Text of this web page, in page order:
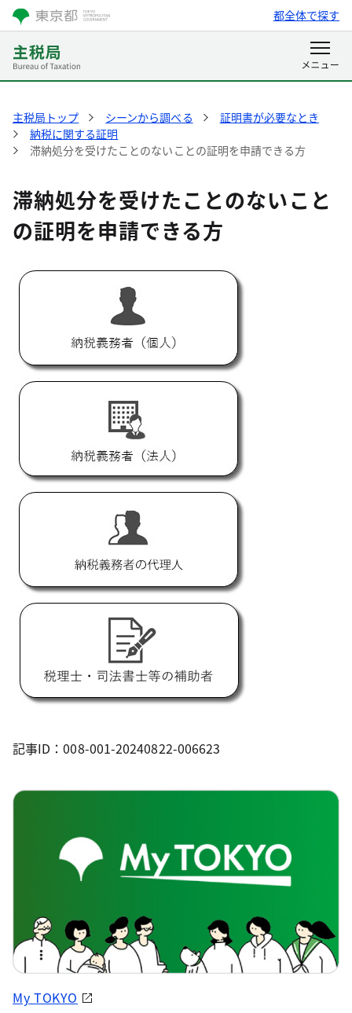
都全体で探す
主税局トップ シーンから調べる
証明書が必要なとき
納税に関する証明
滞納処分を受けたことのないことの証明を申請できる方
滞納処分を受けたことのないこと
の証明を申請できる方
記事ID：008-001-20240822-006623
My TOKYO